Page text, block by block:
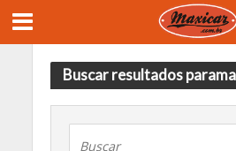
Buscar resultados